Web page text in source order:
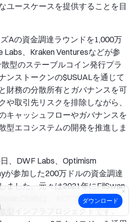
ダウンロード
ユースケースを提供することを目
Aの資金調達ラウンドを1,000万
Labs、Kraken Venturesなどが参
型のステーブルコイン発行プラ
ンストークンの$USUALを通じて
財務の分散所有とガバナンスを可
や取引先リスクを排除しながら、
キャッシュフローやガバナンスを
型エコシステムの開発を推進しま
、DWF Labs、Optimism
が参加した200万ドルの資金調達
ました。元々は2021年にFilSwan
Chainは、AIアプリケーショ
型インフラプロジェクトです。